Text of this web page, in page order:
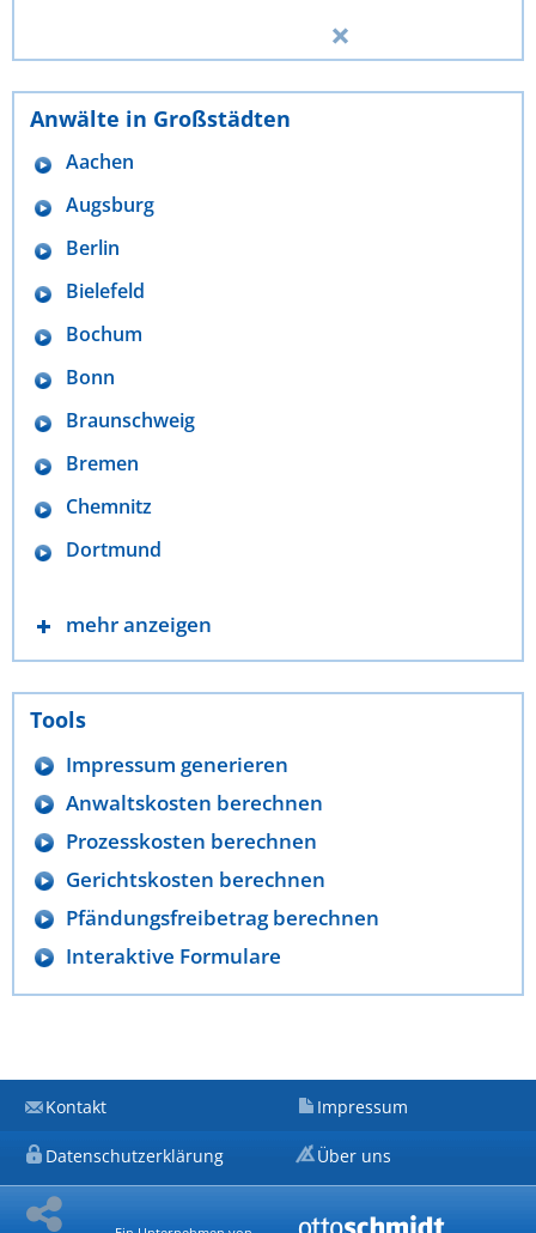
Anwälte in Großstädten
Aachen
Augsburg
Berlin
Bielefeld
Bochum
Bonn
Braunschweig
Bremen
Chemnitz
Dortmund
mehr anzeigen
Tools
Impressum generieren
Anwaltskosten berechnen
Prozesskosten berechnen
Gerichtskosten berechnen
Pfändungsfreibetrag berechnen
Interaktive Formulare
Kontakt Impressum
Datenschutzerklärung Über uns